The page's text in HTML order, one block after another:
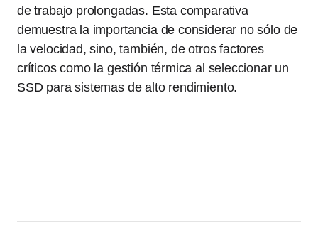
de trabajo prolongadas. Esta comparativa
demuestra la importancia de considerar no sólo de
la velocidad, sino, también, de otros factores
críticos como la gestión térmica al seleccionar un
SSD para sistemas de alto rendimiento.